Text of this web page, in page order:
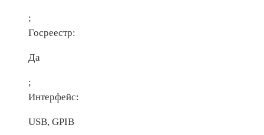
;
Госреестр:
Да
;
Интерфейс:
USB, GPIB